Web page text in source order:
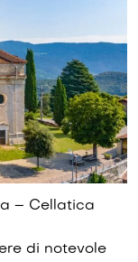
– Cellatica
di notevole